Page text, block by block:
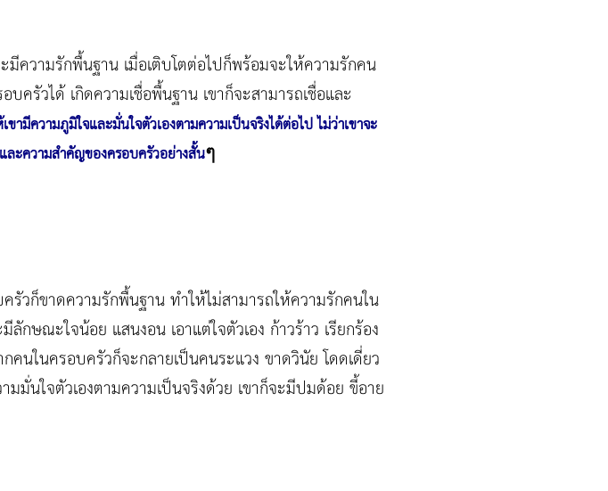
ความรักพื้นฐาน เมื่อเติบโตต่อไปก็พร้อมจะให้ความรักคน
รัวได้ เกิดความเชื่อพื้นฐาน เขาก็จะสามารถเชื่อและ
ขามีความภูมิใจและมั่นใจตัวเองตามความเป็นจริงได้ต่อไป ไม่ว่าเขาจะ
ะความสำคัญของครอบครัวอย่างสั้นๆ
วก็ขาดความรักพื้นฐาน ทำให้ไม่สามารถให้ความรักคนใน
กษณะใจน้อย แสนงอน เอาแต่ใจตัวเอง ก้าวร้าว เรียกร้อง
คนในครอบครัวก็จะกลายเป็นคนระแวง ขาดวินัย โดดเดี่ยว
มั่นใจตัวเองตามความเป็นจริงด้วย เขาก็จะมีปมด้อย ขี้อาย